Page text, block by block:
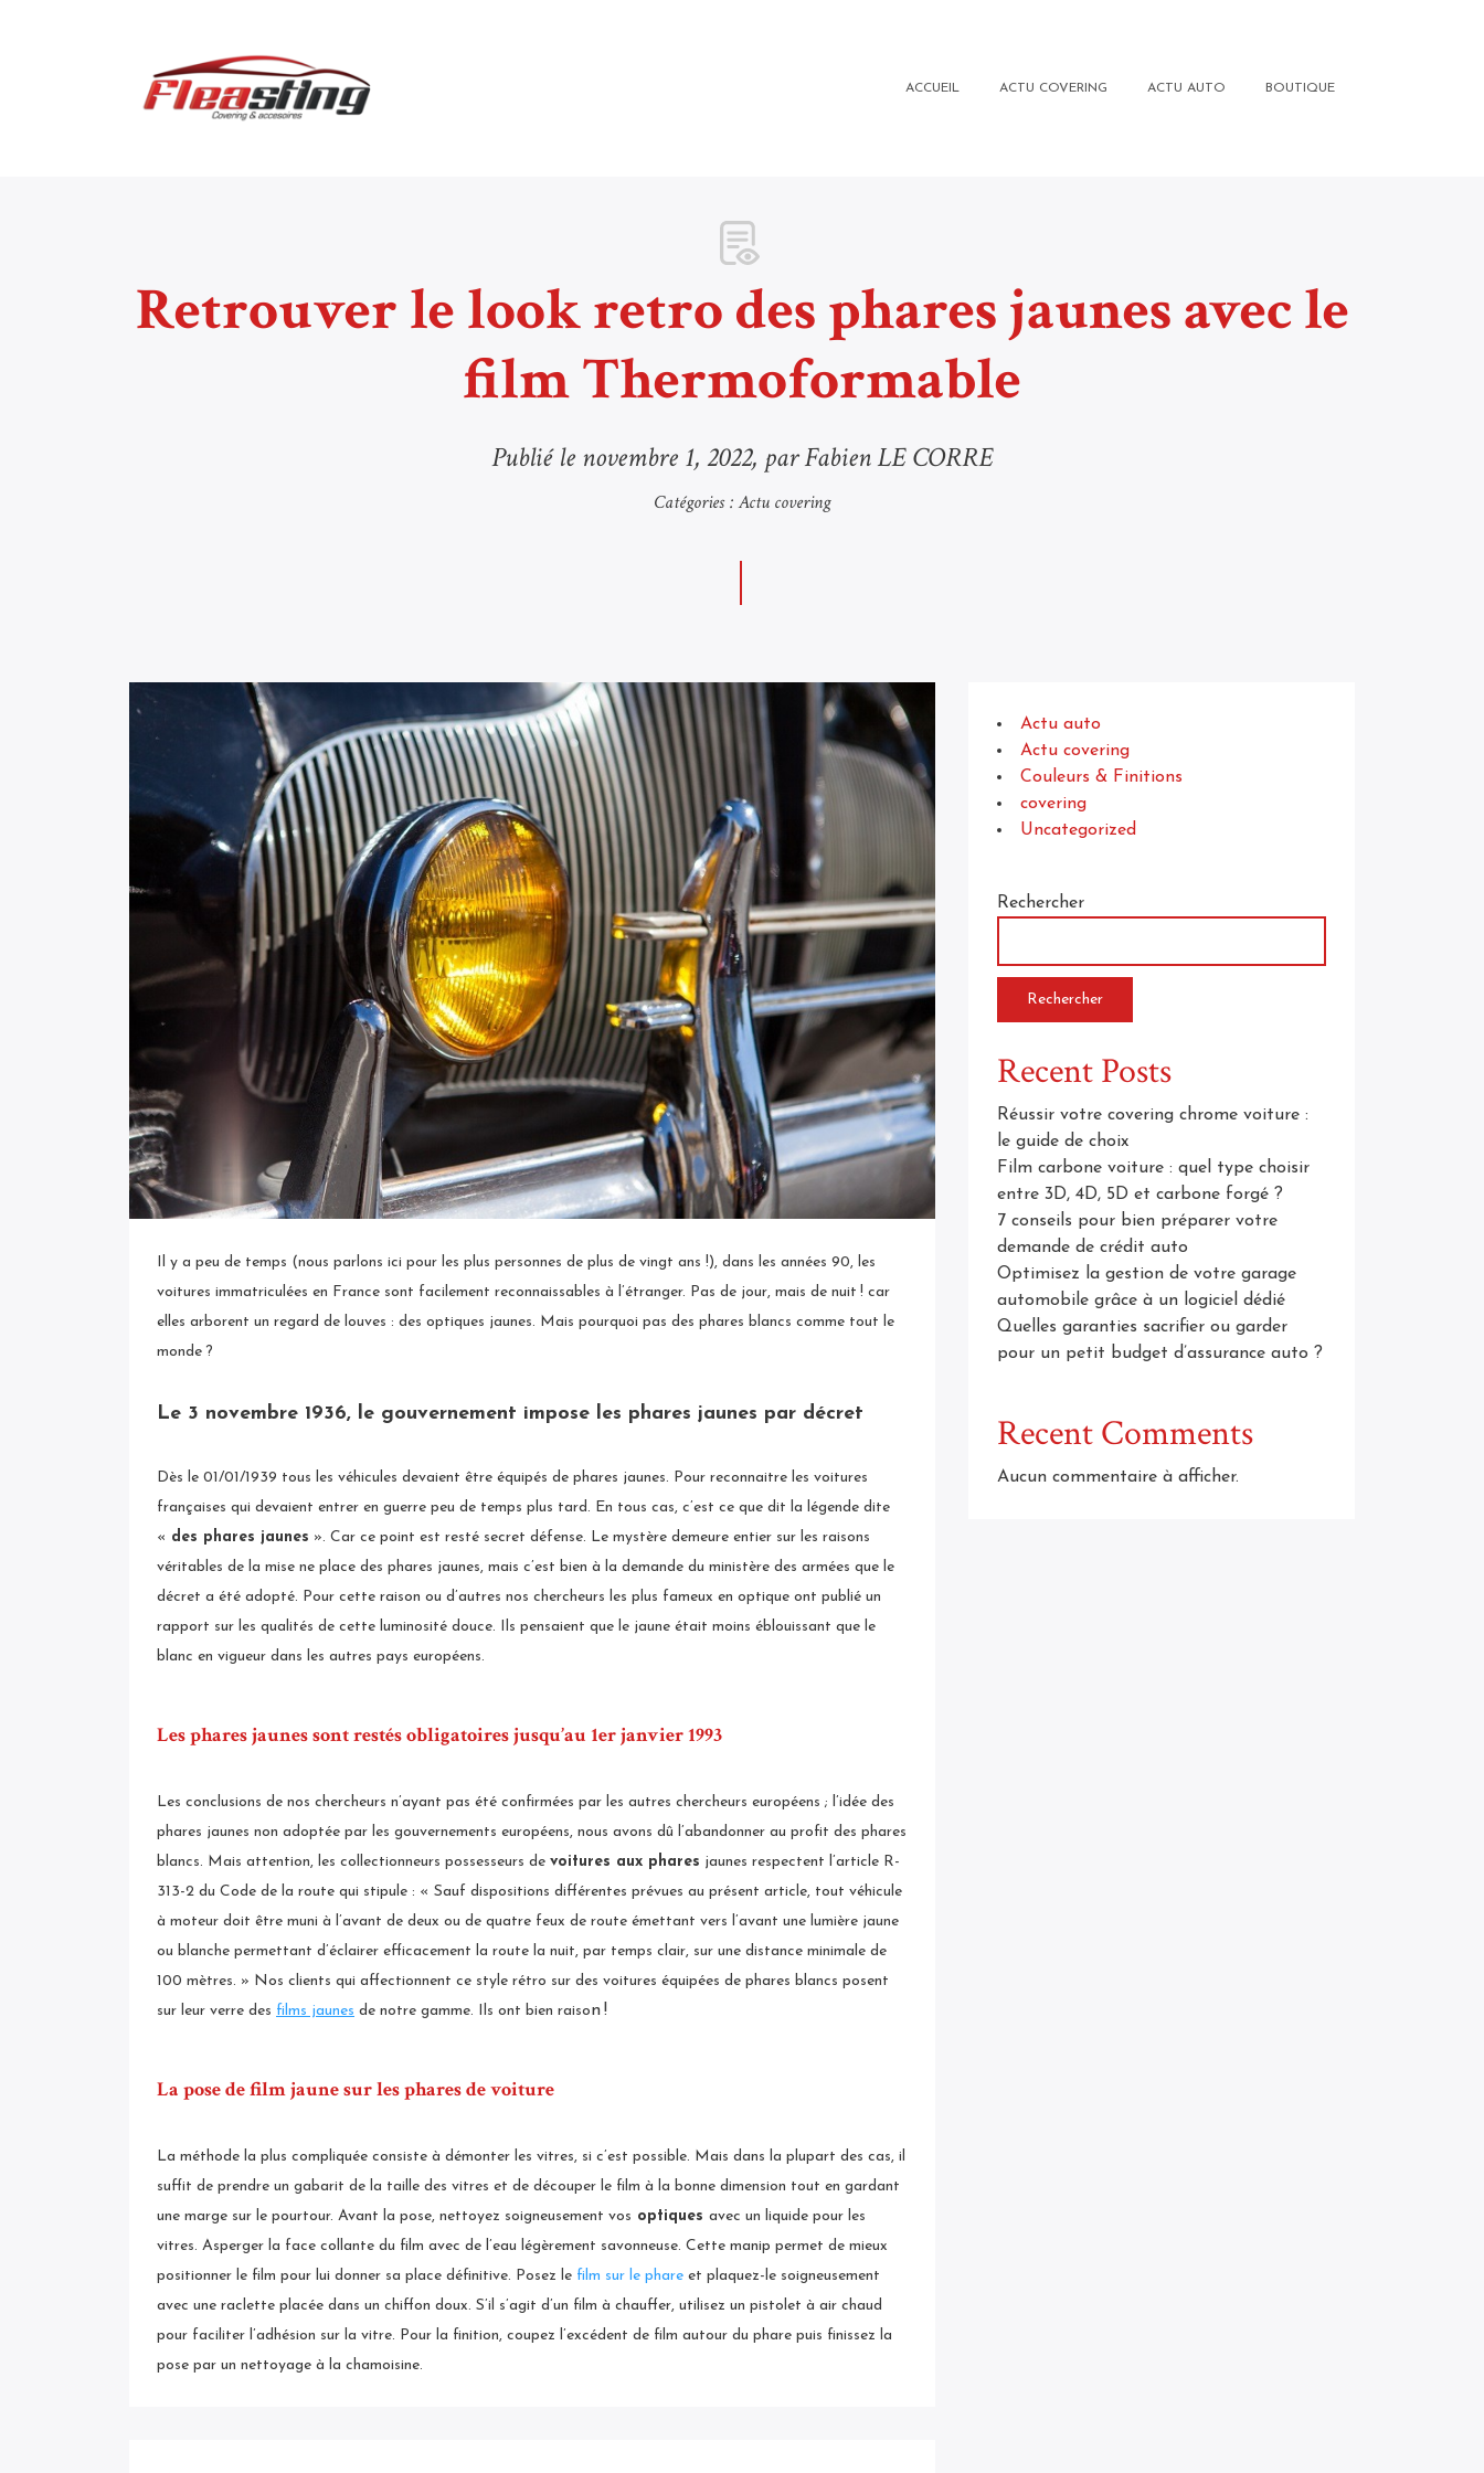
Retrouver le look retro des phares jaunes avec le
film Thermoformable
Publié le novembre 1, 2022, par Fabien LE CORRE
Catégories :Actu covering
Il y a peu de temps (nous parlons ici pour les plus personnes de plus de vingt ans !), dans les années 90, les
voitures immatriculées en France sont facilement reconnaissables à l’étranger. Pas de jour, mais de nuit ! car
elles arborent un regard de louves : des optiques jaunes. Mais pourquoi pas des phares blancs comme tout le
monde ?
Le 3 novembre 1936, le gouvernement impose les phares jaunes par décret
Dès le 01/01/1939 tous les véhicules devaient être équipés de phares jaunes. Pour reconnaitre les voitures
françaises qui devaient entrer en guerre peu de temps plus tard. En tous cas, c’est ce que dit la légende dite
« des phares jaunes ». Car ce point est resté secret défense. Le mystère demeure entier sur les raisons
véritables de la mise ne place des phares jaunes, mais c’est bien à la demande du ministère des armées que le
décret a été adopté. Pour cette raison ou d’autres nos chercheurs les plus fameux en optique ont publié un
rapport sur les qualités de cette luminosité douce. Ils pensaient que le jaune était moins éblouissant que le
blanc en vigueur dans les autres pays européens.
Les phares jaunes sont restés obligatoires jusqu’au 1er janvier 1993
Les conclusions de nos chercheurs n’ayant pas été confirmées par les autres chercheurs européens ; l’idée des
phares jaunes non adoptée par les gouvernements européens, nous avons dû l’abandonner au profit des phares
blancs. Mais attention, les collectionneurs possesseurs de voitures aux phares jaunes respectent l’article R-
313-2 du Code de la route qui stipule : « Sauf dispositions différentes prévues au présent article, tout véhicule
à moteur doit être muni à l’avant de deux ou de quatre feux de route émettant vers l’avant une lumière jaune
ou blanche permettant d’éclairer efficacement la route la nuit, par temps clair, sur une distance minimale de
100 mètres. » Nos clients qui affectionnent ce style rétro sur des voitures équipées de phares blancs posent
sur leur verre des films jaunes de notre gamme. Ils ont bien raison !
La pose de film jaune sur les phares de voiture
La méthode la plus compliquée consiste à démonter les vitres, si c’est possible. Mais dans la plupart des cas, il
suffit de prendre un gabarit de la taille des vitres et de découper le film à la bonne dimension tout en gardant
une marge sur le pourtour. Avant la pose, nettoyez soigneusement vos optiques avec un liquide pour les
vitres. Asperger la face collante du film avec de l’eau légèrement savonneuse. Cette manip permet de mieux
positionner le film pour lui donner sa place définitive. Posez le film sur le phare et plaquez-le soigneusement
avec une raclette placée dans un chiffon doux. S’il s’agit d’un film à chauffer, utilisez un pistolet à air chaud
pour faciliter l’adhésion sur la vitre. Pour la finition, coupez l’excédent de film autour du phare puis finissez la
pose par un nettoyage à la chamoisine.
Actu auto
Actu covering
Couleurs & Finitions
covering
Uncategorized
Rechercher
Rechercher
Recent Posts
Réussir votre covering chrome voiture :
le guide de choix
Film carbone voiture : quel type choisir
entre 3D, 4D, 5D et carbone forgé ?
7 conseils pour bien préparer votre
demande de crédit auto
Optimisez la gestion de votre garage
automobile grâce à un logiciel dédié
Quelles garanties sacrifier ou garder
pour un petit budget d’assurance auto ?
Recent Comments
Aucun commentaire à afficher.
ACCUEIL ACTU COVERING ACTU AUTO BOUTIQUE